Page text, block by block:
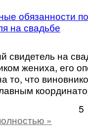
свидетель на
жениха, его
то, что
5
»